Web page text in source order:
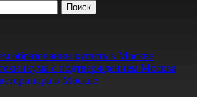
образовании купить в Москве
с подтверждением Москва
в Москве